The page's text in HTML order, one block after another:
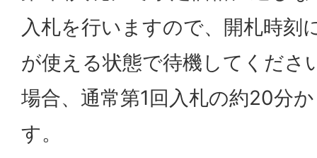
入札を行いますので、開札時刻
が使える状態で待機してくださ
場合、通常第1回入札の約20分
す。